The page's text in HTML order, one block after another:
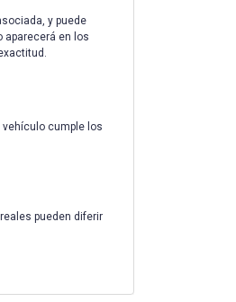
y puede
aparecerá en los
cumple los
pueden diferir